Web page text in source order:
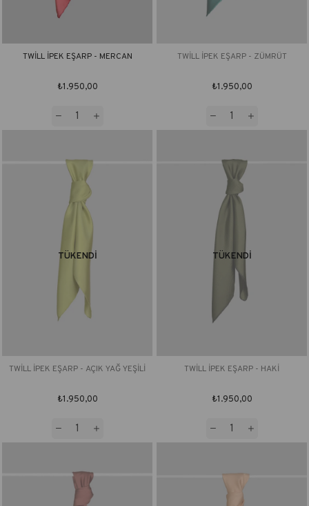
TWİLL İPEK EŞARP - MERCAN
₺1.950,00
TWİLL İPEK EŞARP - ZÜMRÜT
₺1.950,00
TÜKENDI
TWİLL İPEK EŞARP - AÇIK YAĞ YEŞİLİ
₺1.950,00
TÜKENDI
TWİLL İPEK EŞARP - HAKİ
₺1.950,00